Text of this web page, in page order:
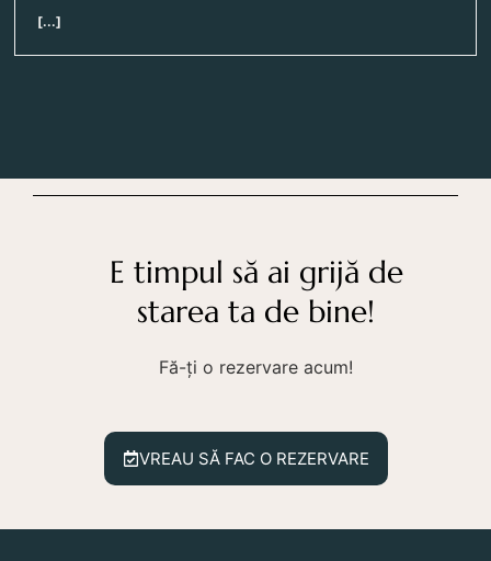
[...]
E timpul să ai grijă de
starea ta de bine!
Fă-ți o rezervare acum!
VREAU SĂ FAC O REZERVARE